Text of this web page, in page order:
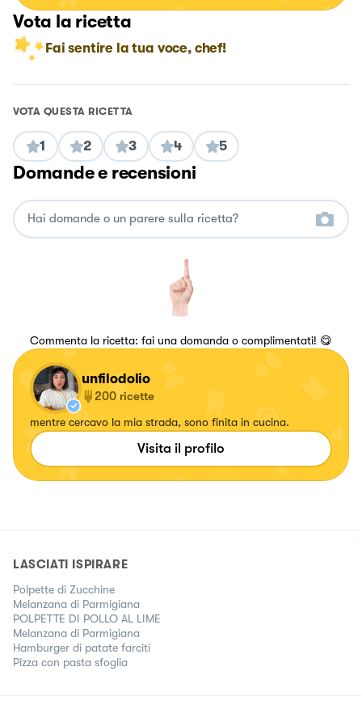
Vota la ricetta
Fai sentire la tua voce, chef!
VOTA QUESTA RICETTA
1 2 3 4 5
Domande e recensioni
Commenta la ricetta: fai una domanda o complimentati! 😋
unfilodolio
200 ricette
mentre cercavo la mia strada, sono finita in cucina.
Visita il profilo
LASCIATI ISPIRARE
Polpette di Zucchine
Melanzana di Parmigiana
POLPETTE DI POLLO AL LIME
Melanzana di Parmigiana
Hamburger di patate farciti
Pizza con pasta sfoglia